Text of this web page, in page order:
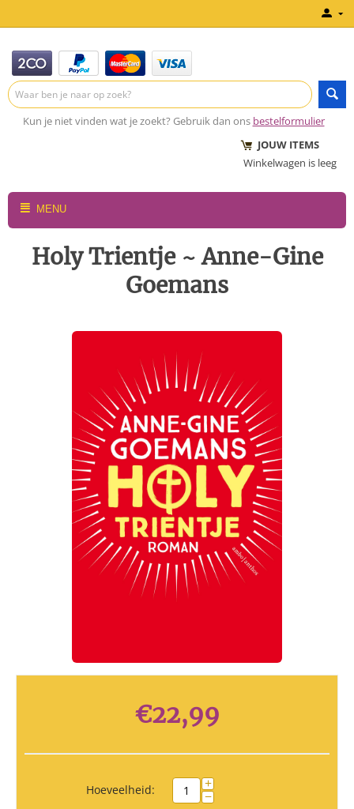
Kun je niet vinden wat je zoekt? Gebruik dan ons bestelformulier
JOUW ITEMS
Winkelwagen is leeg
MENU
Holy Trientje ~ Anne-Gine
Goemans
€22,99
Hoeveelheid: +
−